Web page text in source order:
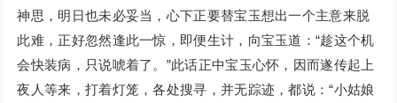
神思，明日也未必妥当，心下正要替宝玉想出一个主意来脱
此难，正好忽然逢此一惊，即便生计，向宝玉道：“趁这个机
会快装病，只说唬着了。”此话正中宝玉心怀，因而遂传起上
夜人等来，打着灯笼，各处搜寻，并无踪迹，都说：“小姑娘